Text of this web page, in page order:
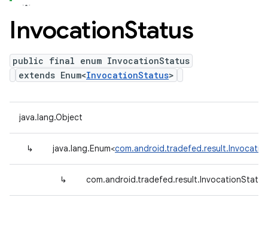
InvocationStatus
public final enum InvocationStatus
extends Enum<InvocationStatus>
java.lang.Object
↳ java.lang.Enum<
↳ com.android.tradefed.result.InvocationStatus